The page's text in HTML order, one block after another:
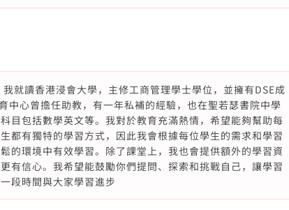
就讀香港浸會大學，主修工商管理學士學位，並擁有DSE成
心曾擔任助教，有一年私補的經驗，也在聖若瑟書院中學
目包括數學英文等。我對於教育充滿熱情，希望能夠幫助每
都有獨特的學習方式，因此我會根據每位學生的需求和學習
的環境中有效學習。除了課堂上，我也會提供額外的學習資
有信心。我希望能鼓勵你們提問、探索和挑戰自己，讓學習
段時間與大家學習進步